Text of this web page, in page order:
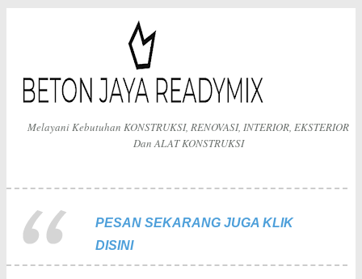
Melayani Kebutuhan KONSTRUKSI, RENOVASI, INTERIOR, EKSTERIOR
Dan ALAT KONSTRUKSI
PESAN SEKARANG JUGA KLIK
DISINI